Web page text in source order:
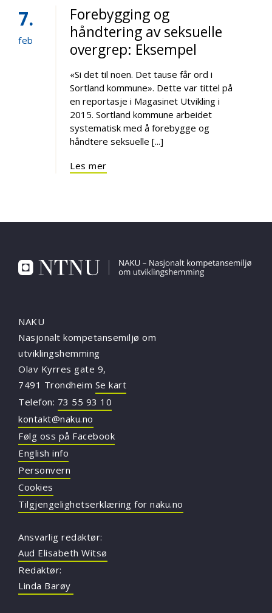
7
feb
Forebygging og
håndtering av seksuelle
overgrep: Eksempel
«Si det til noen. Det tause får ord i
Sortland kommune». Dette var tittel på
en reportasje i Magasinet Utvikling i
2015. Sortland kommune arbeidet
systematisk med å forebygge og
håndtere seksuelle [...]
Les mer
NAKU
Nasjonalt kompetansemiljø om
utviklingshemming
Olav Kyrres gate 9,
7491 Trondheim Se kart
Telefon: 73 55 93 10
kontakt@naku.no
Følg oss på Facebook
English info
Personvern
Cookies
Tilgjengelighetserklæring for naku.no
Ansvarlig redaktør:
Aud Elisabeth Witsø
Redaktør:
Linda Barøy